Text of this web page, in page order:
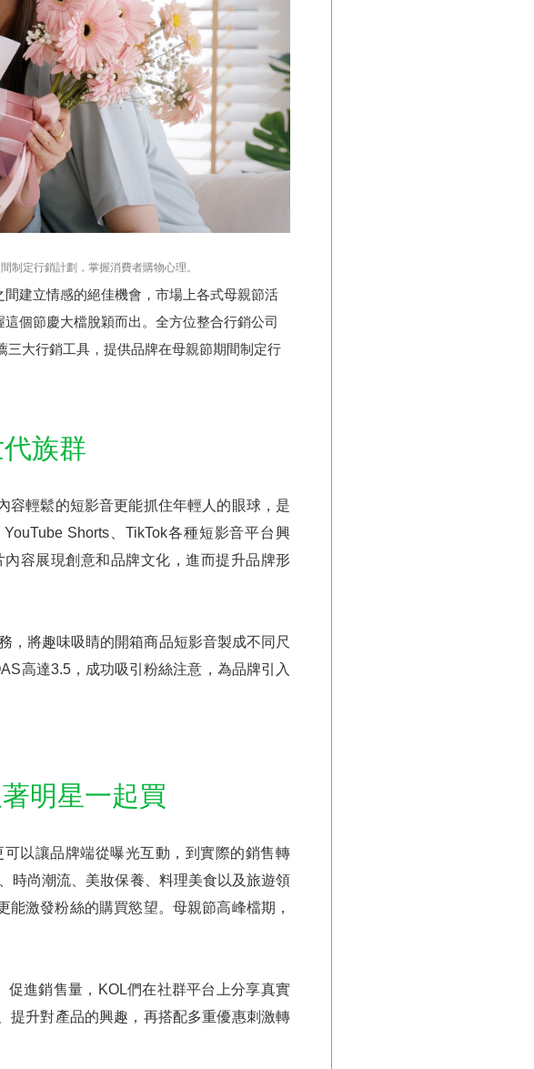
制定行銷計劃，掌握消費者購物心理。
建立情感的絕佳機會，市場上各式母親節活
個節慶大檔脫穎而出。全方位整合行銷公司
三大行銷工具，提供品牌在母親節期間制定行
族群
容輕鬆的短影音更能抓住年輕人的眼球，是
Shorts、TikTok各種短影音平台興
容展現創意和品牌文化，進而提升品牌形
，將趣味吸睛的開箱商品短影音製成不同尺
高達3.5，成功吸引粉絲注意，為品牌引入
明星一起買
以讓品牌端從曝光互動，到實際的銷售轉
時尚潮流、美妝保養、料理美食以及旅遊領
激發粉絲的購買慾望。母親節高峰檔期，
促進銷售量，KOL們在社群平台上分享真實
提升對產品的興趣，再搭配多重優惠刺激轉